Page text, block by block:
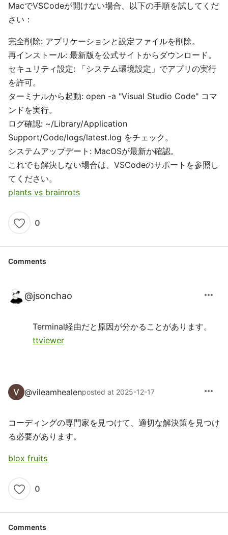
MacでVSCodeが開けない場合、以下の手順を試してくだ
さい：
完全削除: アプリケーションと設定ファイルを削除。
再インストール: 最新版を公式サイトからダウンロード。
セキュリティ設定: 「システム環境設定」でアプリの実行
を許可。
ターミナルから起動: open -a "Visual Studio Code" コマ
ンドを実行。
ログ確認: ~/Library/Application
Support/Code/logs/latest.log をチェック。
システムアップデート: MacOSが最新か確認。
これでも解決しない場合は、VSCodeのサポートを参照し
てください。
plants vs brainrots
0
Comments
@jsonchao more_horiz
Terminal経由だと原因が分かることがあります。
ttviewer
@vileamhealenposted at 2025-12-17 more_horiz
コーディングの専門家を見つけて、適切な解決策を見つけ
る必要があります。
blox fruits
0
Comments